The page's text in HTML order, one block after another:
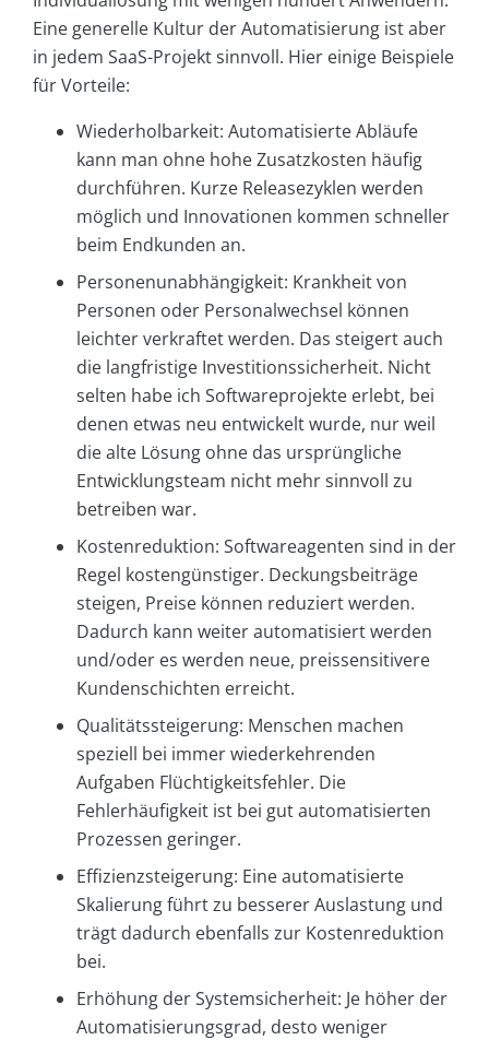
Eine generelle Kultur der Automatisierung ist aber
in jedem SaaS-Projekt sinnvoll. Hier einige Beispiele
für Vorteile:
Wiederholbarkeit: Automatisierte Abläufe
kann man ohne hohe Zusatzkosten häufig
durchführen. Kurze Releasezyklen werden
möglich und Innovationen kommen schneller
beim Endkunden an.
Personenunabhängigkeit: Krankheit von
Personen oder Personalwechsel können
leichter verkraftet werden. Das steigert auch
die langfristige Investitionssicherheit. Nicht
selten habe ich Softwareprojekte erlebt, bei
denen etwas neu entwickelt wurde, nur weil
die alte Lösung ohne das ursprüngliche
Entwicklungsteam nicht mehr sinnvoll zu
betreiben war.
Kostenreduktion: Softwareagenten sind in der
Regel kostengünstiger. Deckungsbeiträge
steigen, Preise können reduziert werden.
Dadurch kann weiter automatisiert werden
und/oder es werden neue, preissensitivere
Kundenschichten erreicht.
Qualitätssteigerung: Menschen machen
speziell bei immer wiederkehrenden
Aufgaben Flüchtigkeitsfehler. Die
Fehlerhäufigkeit ist bei gut automatisierten
Prozessen geringer.
Effizienzsteigerung: Eine automatisierte
Skalierung führt zu besserer Auslastung und
trägt dadurch ebenfalls zur Kostenreduktion
bei.
Erhöhung der Systemsicherheit: Je höher der
Automatisierungsgrad, desto weniger